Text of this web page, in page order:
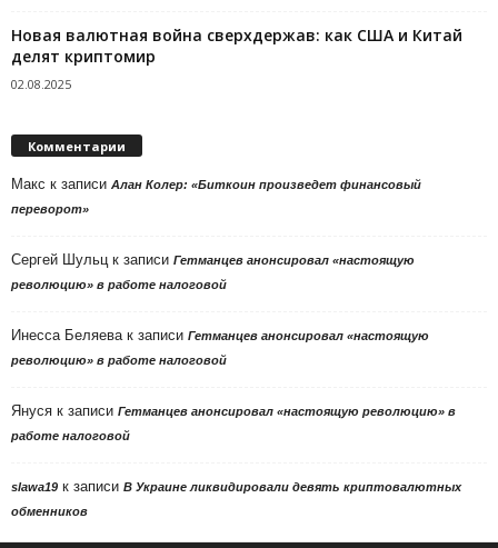
Новая валютная война сверхдержав: как США и Китай
делят криптомир
02.08.2025
Комментарии
Макс к записи Алан Колер: «Биткоин произведет финансовый
переворот»
Сергей Шульц к записи Гетманцев анонсировал «настоящую
революцию» в работе налоговой
Инесса Беляева к записи Гетманцев анонсировал «настоящую
революцию» в работе налоговой
Януся к записи Гетманцев анонсировал «настоящую революцию» в
работе налоговой
slawa19 к записи В Украине ликвидировали девять криптовалютных
обменников